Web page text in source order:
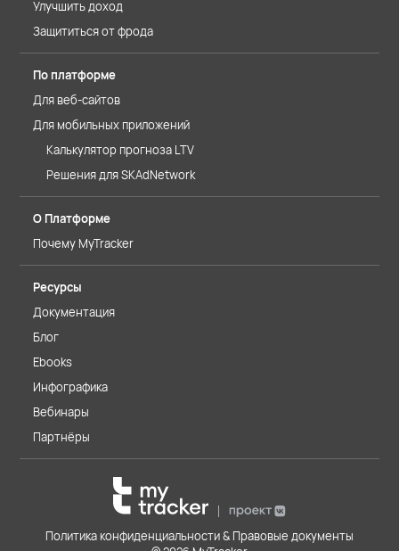
Улучшить доход
Защититься от фрода
По платформе
Для веб-сайтов
Для мобильных приложений
Калькулятор прогноза LTV
Решения для SKAdNetwork
О Платформе
Почему MyTracker
Ресурсы
Документация
Блог
Ebooks
Инфографика
Вебинары
Партнёры
Политика конфиденциальности & Правовые документы